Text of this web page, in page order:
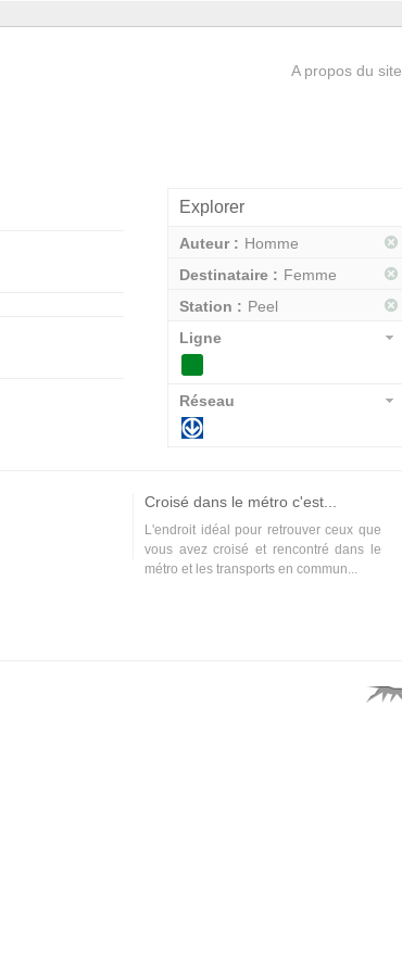
A propos du site
Explorer
Auteur : Homme
Destinataire : Femme
Station : Peel
Ligne
Réseau
Croisé dans le métro c'est...
L'endroit idéal pour retrouver ceux que
vous avez croisé et rencontré dans le
métro et les transports en commun...